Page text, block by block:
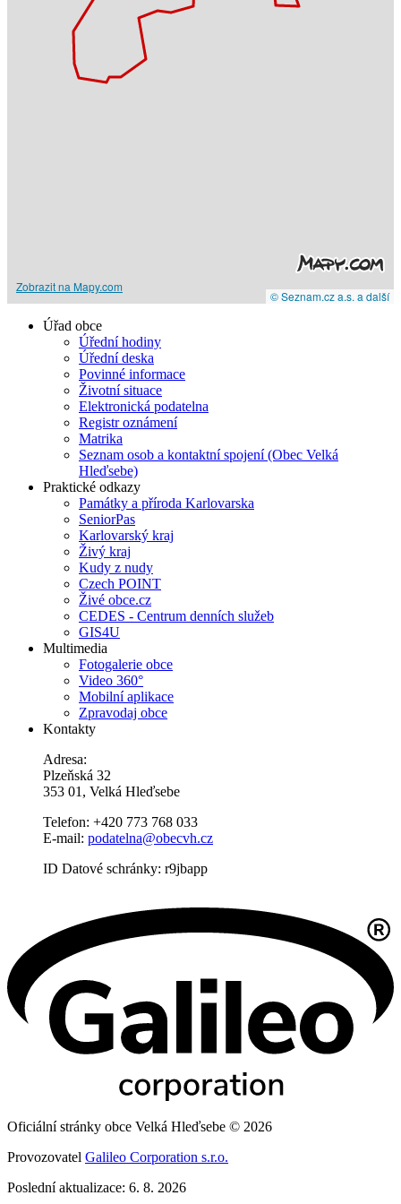
Zobrazit na Mapy.com
© Seznam.cz a.s. a další
Úřad obce
Úřední hodiny
Úřední deska
Povinné informace
Životní situace
Elektronická podatelna
Registr oznámení
Matrika
Seznam osob a kontaktní spojení (Obec Velká
Hleďsebe)
Praktické odkazy
Památky a příroda Karlovarska
SeniorPas
Karlovarský kraj
Živý kraj
Kudy z nudy
Czech POINT
Živé obce.cz
CEDES - Centrum denních služeb
GIS4U
Multimedia
Fotogalerie obce
Video 360°
Mobilní aplikace
Zpravodaj obce
Kontakty
Adresa:
Plzeňská 32
353 01, Velká Hleďsebe
Telefon: +420 773 768 033
E-mail: podatelna@obecvh.cz
ID Datové schránky: r9jbapp
Oficiální stránky obce Velká Hleďsebe © 2026
Provozovatel Galileo Corporation s.r.o.
Poslední aktualizace: 6. 8. 2026